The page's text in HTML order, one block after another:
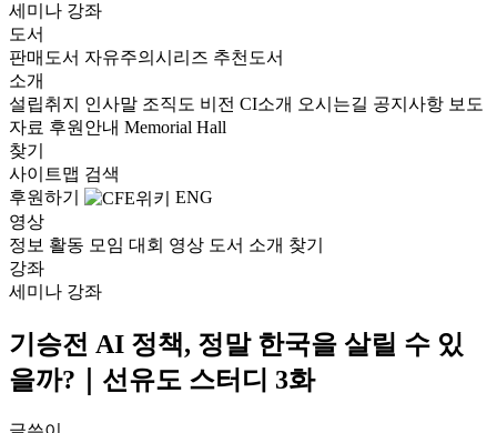
세미나 강좌
도서
판매도서 자유주의시리즈 추천도서
소개
설립취지 인사말 조직도 비전 CI소개 오시는길 공지사항 보도
자료 후원안내 Memorial Hall
찾기
사이트맵 검색
후원하기
ENG
영상
정보 활동 모임 대회 영상 도서 소개 찾기
강좌
세미나 강좌
기승전 AI 정책, 정말 한국을 살릴 수 있
을까?｜선유도 스터디 3화